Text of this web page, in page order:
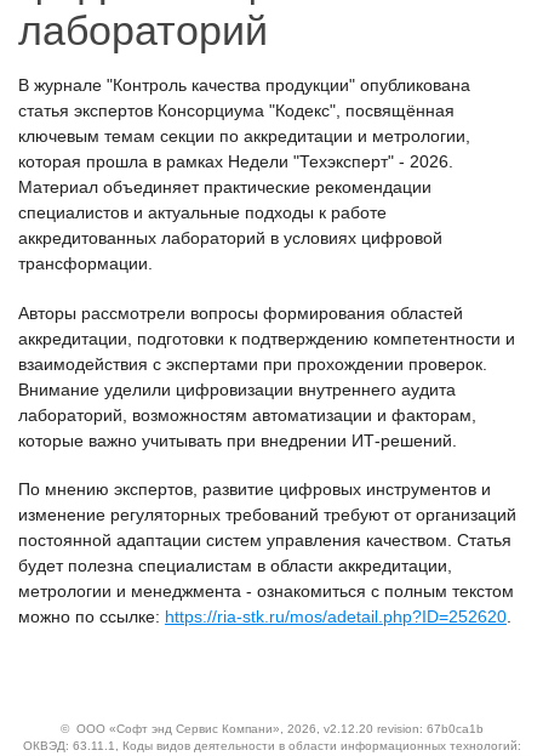
лабораторий
В журнале "Контроль качества продукции" опубликована
статья экспертов Консорциума "Кодекс", посвящённая
ключевым темам секции по аккредитации и метрологии,
которая прошла в рамках Недели "Техэксперт" - 2026.
Материал объединяет практические рекомендации
специалистов и актуальные подходы к работе
аккредитованных лабораторий в условиях цифровой
трансформации.
Авторы рассмотрели вопросы формирования областей
аккредитации, подготовки к подтверждению компетентности и
взаимодействия с экспертами при прохождении проверок.
Внимание уделили цифровизации внутреннего аудита
лабораторий, возможностям автоматизации и факторам,
которые важно учитывать при внедрении ИТ-решений.
По мнению экспертов, развитие цифровых инструментов и
изменение регуляторных требований требуют от организаций
постоянной адаптации систем управления качеством. Статья
будет полезна специалистам в области аккредитации,
метрологии и менеджмента - ознакомиться с полным текстом
можно по ссылке: https://ria-stk.ru/mos/adetail.php?ID=252620
© ООО «Софт энд Сервис Компани» , 2026, v2.12.20 revision: 67b0ca1b
ОКВЭД: 63.11.1, Коды видов деятельности в области информационных технологий: